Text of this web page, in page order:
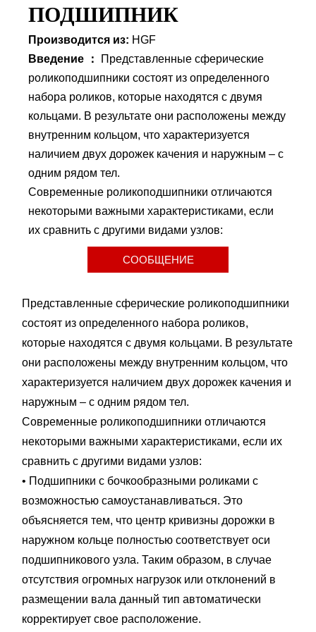
ПОДШИПНИК
Производится из: HGF
Введение ：
Представленные сферические
роликоподшипники состоят из определенного
набора роликов, которые находятся с двумя
кольцами. В результате они расположены между
внутренним кольцом, что характеризуется
наличием двух дорожек качения и наружным – с
одним рядом тел.
Современные роликоподшипники отличаются
некоторыми важными характеристиками, если
их сравнить с другими видами узлов:
СООБЩЕНИЕ
Представленные сферические роликоподшипники
состоят из определенного набора роликов,
которые находятся с двумя кольцами. В результате
они расположены между внутренним кольцом, что
характеризуется наличием двух дорожек качения и
наружным – с одним рядом тел.
Современные роликоподшипники отличаются
некоторыми важными характеристиками, если их
сравнить с другими видами узлов:
• Подшипники с бочкообразными роликами с
возможностью самоустанавливаться. Это
объясняется тем, что центр кривизны дорожки в
наружном кольце полностью соответствует оси
подшипникового узла. Таким образом, в случае
отсутствия огромных нагрузок или отклонений в
размещении вала данный тип автоматически
корректирует свое расположение.